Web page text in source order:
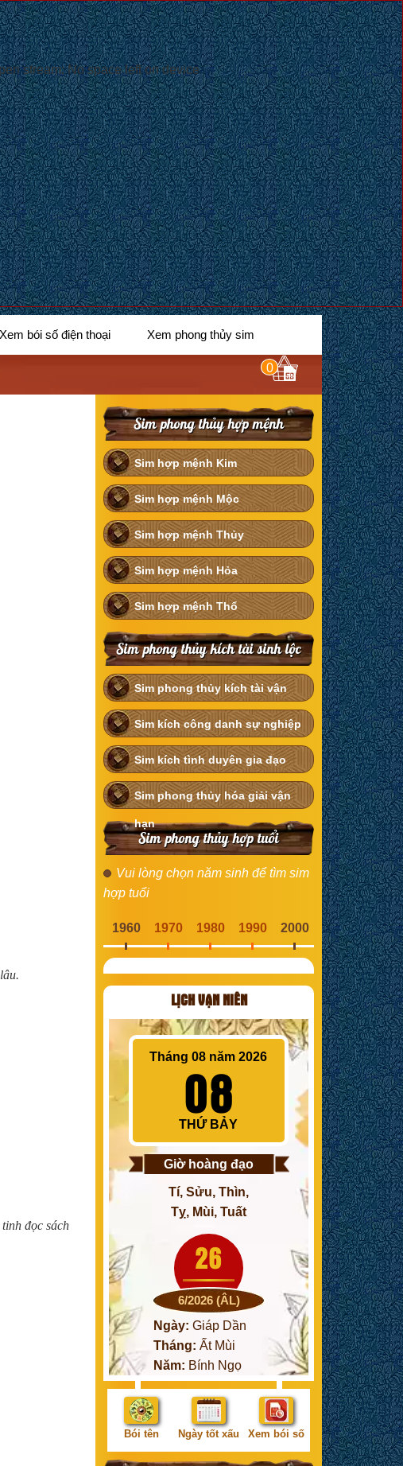
stream: No space left on device
Xem bói số điện thoại Xem phong thủy sim
0
đọc sách
Sim phong thủy hợp mệnh
Sim hợp mệnh Kim
Sim hợp mệnh Mộc
Sim hợp mệnh Thủy
Sim hợp mệnh Hỏa
Sim hợp mệnh Thổ
Sim phong thủy kích tài sinh lộc
Sim phong thủy kích tài vận
Sim kích công danh sự nghiệp
Sim kích tình duyên gia đạo
Sim phong thủy hóa giải vận
hạn
Sim phong thủy hợp tuổi
Vui lòng chọn năm sinh để tìm sim
hợp tuổi
1960 1970 1980 1990 2000
LỊCH VẠN NIÊN
Tháng 08 năm 2026
08
THỨ BẢY
Giờ hoàng đạo
Tí, Sửu, Thìn,
Tỵ, Mùi, Tuất
26
6/2026 (ÂL)
Ngày:Giáp Dần
Tháng:Ất Mùi
Năm: Bính Ngọ
Bói tên Ngày tốt xấu Xem bói số